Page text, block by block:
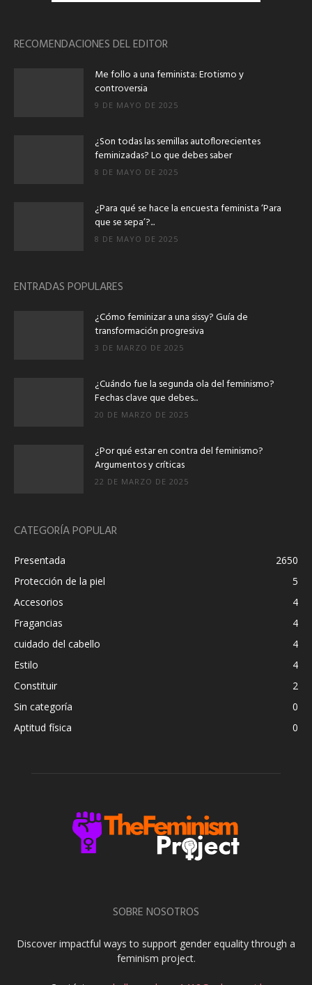
RECOMENDACIONES DEL EDITOR
Me follo a una feminista: Erotismo y
controversia
9 DE MAYO DE 2025
¿Son todas las semillas autoflorecientes
feminizadas? Lo que debes saber
8 DE MAYO DE 2025
¿Para qué se hace la encuesta feminista ‘Para
que se sepa’?...
8 DE MAYO DE 2025
ENTRADAS POPULARES
¿Cómo feminizar a una sissy? Guía de
transformación progresiva
3 DE MARZO DE 2025
¿Cuándo fue la segunda ola del feminismo?
Fechas clave que debes...
20 DE MARZO DE 2025
¿Por qué estar en contra del feminismo?
Argumentos y críticas
22 DE MARZO DE 2025
CATEGORÍA POPULAR
Presentada
2650
Protección de la piel
5
Accesorios
4
Fragancias
4
cuidado del cabello
4
Estilo
4
Constituir
2
Sin categoría
0
Aptitud física
0
SOBRE NOSOTROS
Discover impactful ways to support gender equality through a
feminism project.